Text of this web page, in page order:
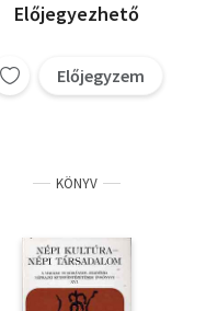
Előjegyezhető
Előjegyzem
KÖNYV